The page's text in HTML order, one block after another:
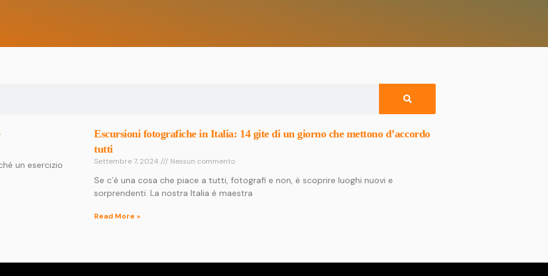
un esercizio
Escursioni fotografiche in Italia: 14 gite di un giorno che mettono d’accordo
tutti
Settembre 7, 2024 Nessun commento
Se c’è una cosa che piace a tutti, fotografi e non, è scoprire luoghi nuovi e
sorprendenti. La nostra Italia è maestra
Read More »